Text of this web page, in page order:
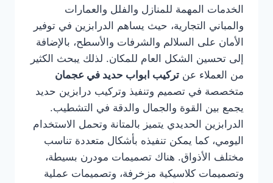
الخدمات المهمة للمنازل والفلل والعمارات
والمباني التجارية، حيث يساهم الدرابزين في توفير
الأمان على السلالم والشرفات والأسطح، بالإضافة
إلى تحسين الشكل العام للمكان. لذلك يبحث الكثير
من العملاء عن تركيب ابواب حديد في عجمان
متخصصة في تصميم وتنفيذ وتركيب درابزين حديد
يجمع بين القوة والجمال والدقة في التشطيب.
الدرابزين الحديدي يتميز بالمتانة وتحمل الاستخدام
اليومي، كما يمكن تنفيذه بأشكال متعددة تناسب
مختلف الأذواق. هناك تصميمات مودرن بسيطة،
وتصميمات كلاسيكية مزخرفة، وتصميمات عملية